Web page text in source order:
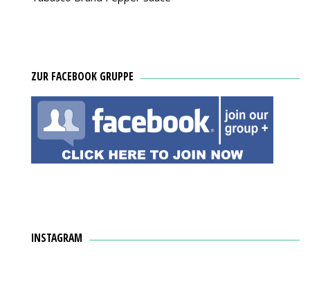
ZUR FACEBOOK GRUPPE
INSTAGRAM